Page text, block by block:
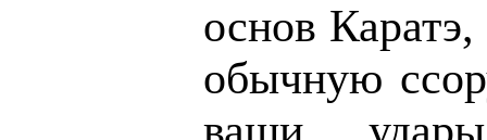
основ Каратэ,
обычную